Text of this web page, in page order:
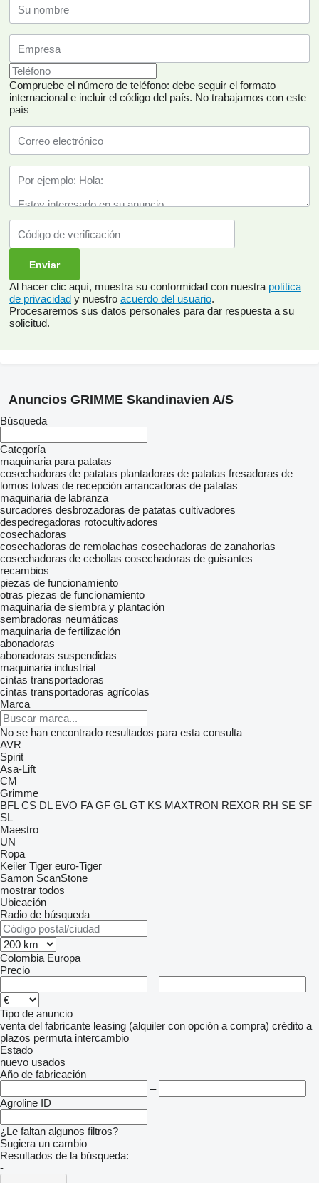
Compruebe el número de teléfono: debe seguir el formato
internacional e incluir el código del país. No trabajamos con este
país
Al hacer clic aquí, muestra su conformidad con nuestra política
de privacidad y nuestro acuerdo del usuario.
Procesaremos sus datos personales para dar respuesta a su
solicitud.
Anuncios GRIMME Skandinavien A/S
Búsqueda
Categoría
maquinaria para patatas
cosechadoras de patatas plantadoras de patatas fresadoras de
lomos tolvas de recepción arrancadoras de patatas
maquinaria de labranza
surcadores desbrozadoras de patatas cultivadores
despedregadoras rotocultivadores
cosechadoras
cosechadoras de remolachas cosechadoras de zanahorias
cosechadoras de cebollas cosechadoras de guisantes
recambios
piezas de funcionamiento
otras piezas de funcionamiento
maquinaria de siembra y plantación
sembradoras neumáticas
maquinaria de fertilización
abonadoras
abonadoras suspendidas
maquinaria industrial
cintas transportadoras
cintas transportadoras agrícolas
Marca
No se han encontrado resultados para esta consulta
AVR
Spirit
Asa-Lift
CM
Grimme
BFL CS DL EVO FA GF GL GT KS MAXTRON REXOR RH SE SF
SL
Maestro
UN
Ropa
Keiler Tiger euro-Tiger
Samon ScanStone
mostrar todos
Ubicación
Radio de búsqueda
Colombia Europa
Precio
–
Tipo de anuncio
venta del fabricante leasing (alquiler con opción a compra) crédito a
plazos permuta intercambio
Estado
nuevo usados
Año de fabricación
–
Agroline ID
¿Le faltan algunos filtros?
Sugiera un cambio
Resultados de la búsqueda:
-